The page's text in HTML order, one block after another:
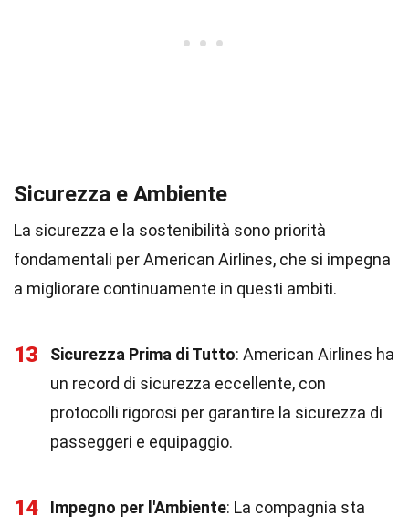
Sicurezza e Ambiente
La sicurezza e la sostenibilità sono priorità
fondamentali per American Airlines, che si impegna
a migliorare continuamente in questi ambiti.
13 Sicurezza Prima di Tutto: American Airlines ha
un record di sicurezza eccellente, con
protocolli rigorosi per garantire la sicurezza di
passeggeri e equipaggio.
14 Impegno per l'Ambiente: La compagnia sta